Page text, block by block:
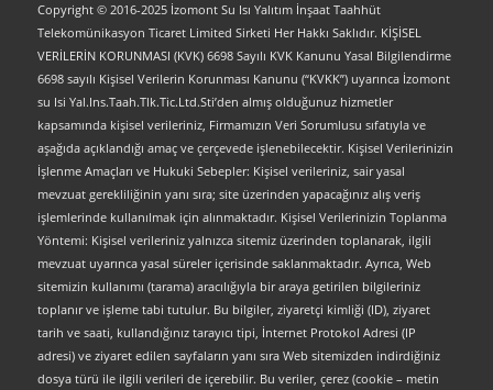
Copyright © 2016-2025 İzomont Su Isı Yalıtım İnşaat Taahhüt
Telekomünikasyon Ticaret Limited Sirketi Her Hakkı Saklıdır. KİŞİSEL
VERİLERİN KORUNMASI (KVK) 6698 Sayılı KVK Kanunu Yasal Bilgilendirme
6698 sayılı Kişisel Verilerin Korunması Kanunu (“KVKK”) uyarınca İzomont
su Isi Yal.Ins.Taah.Tlk.Tic.Ltd.Sti’den almış olduğunuz hizmetler
kapsamında kişisel verileriniz, Firmamızın Veri Sorumlusu sıfatıyla ve
aşağıda açıklandığı amaç ve çerçevede işlenebilecektir. Kişisel Verilerinizin
İşlenme Amaçları ve Hukuki Sebepler: Kişisel verileriniz, sair yasal
mevzuat gerekliliğinin yanı sıra; site üzerinden yapacağınız alış veriş
işlemlerinde kullanılmak için alınmaktadır. Kişisel Verilerinizin Toplanma
Yöntemi: Kişisel verileriniz yalnızca sitemiz üzerinden toplanarak, ilgili
mevzuat uyarınca yasal süreler içerisinde saklanmaktadır. Ayrıca, Web
sitemizin kullanımı (tarama) aracılığıyla bir araya getirilen bilgileriniz
toplanır ve işleme tabi tutulur. Bu bilgiler, ziyaretçi kimliği (ID), ziyaret
tarih ve saati, kullandığınız tarayıcı tipi, İnternet Protokol Adresi (IP
adresi) ve ziyaret edilen sayfaların yanı sıra Web sitemizden indirdiğiniz
dosya türü ile ilgili verileri de içerebilir. Bu veriler, çerez (cookie – metin